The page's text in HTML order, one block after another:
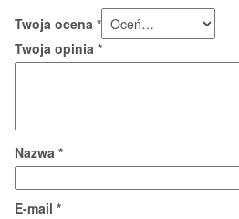
Twoja ocena *
Twoja opinia *
Nazwa *
E-mail *